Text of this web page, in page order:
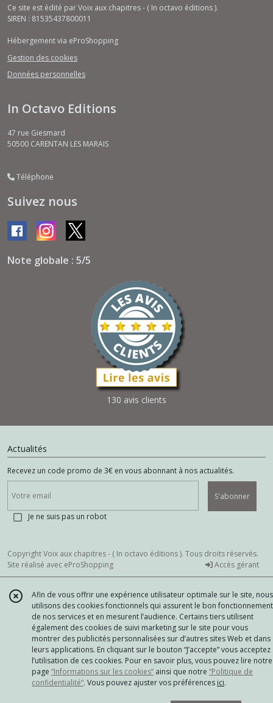
Ce site est édité par Voix aux chapitres - ( In octavo éditions ).
SIREN : 81535437800011
Hébergement via eProShopping
Gestion des cookies
Données personnelles
In Octavo Editions
47 rue Giesmard
50500 CARENTAN LES MARAIS
Téléphone
Suivez nous
Note globale : 5/5
130 avis clients
Actualités
Recevez un code promo de 3€ en vous abonnant à nos actualités.
S'abonner
Je ne suis pas un robot
Copyright Voix aux chapitres - ( In octavo éditions ). Tous droits réservés.
Site réalisé avec eProShopping Accès gérant
Afin de vous offrir une expérience utilisateur optimale sur le site, nous
utilisons des cookies fonctionnels qui assurent le bon fonctionnement
de nos services et en mesurent l’audience. Certains tiers utilisent
également des cookies de suivi marketing sur le site pour vous
montrer des publicités personnalisées sur d’autres sites Web et dans
leurs applications. En cliquant sur le bouton “J’accepte” vous acceptez
l’utilisation de ces cookies. Pour en savoir plus, vous pouvez lire notre
page “Informations sur les cookies” ainsi que notre “Politique de
confidentialité“. Vous pouvez ajuster vos préférences ici.